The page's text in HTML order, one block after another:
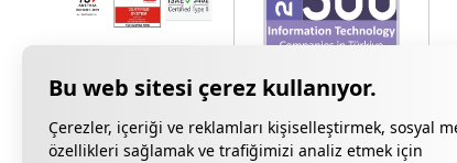
Çerezler, içeriği ve reklamları kişiselleştirmek, sosyal
özellikleri sağlamak ve trafiğimizi analiz etmek için